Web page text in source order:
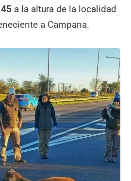
a la altura de la localidad
a Campana.